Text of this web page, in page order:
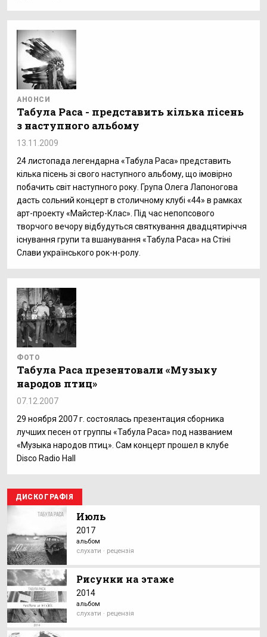
АНОНСИ
Табула Раса - представить кілька пісень
з наступного альбому
13.11.2009
24 листопада легендарна «Табула Раса» представить
кілька пісень зі свого наступного альбому, що імовірно
побачить світ наступного року. Група Олега Лапоногова
дасть сольний концерт в столичному клубі «44» в рамках
арт-проекту «Майстер-Клас». Під час непопсового
творчого вечору відбудуться святкування двадцятиріччя
існування групи та вшанування «Табула Раса» на Стіні
Слави українського рок-н-ролу.
ФОТО
Табула Раса презентовали «Музыку
народов птиц»
07.12.2007
29 ноября 2007 г. состоялась презентация сборника
лучших песен от группы «Табула Раса» под названием
«Музыка народов птиц». Сам концерт прошел в клубе
Disco Radio Hall
ДИСКОГРАФІЯ
Июль
2017
альбом
слухати · рецензія
Рисунки на этаже
2014
альбом
слухати · рецензія